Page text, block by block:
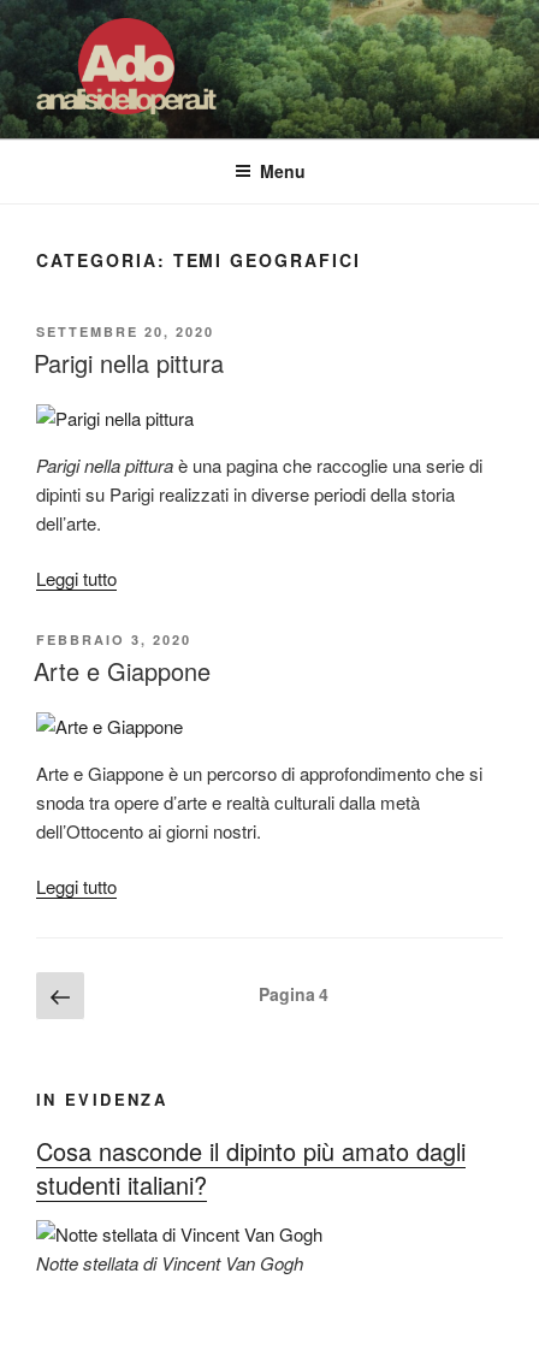
Salta
al
contenuto
ADO ANALISI DELL'OPERA
Osservare le opere d'arte per capirle e imparare ad amarle
Menu
CATEGORIA: TEMI GEOGRAFICI
PUBBLICATO
IL
SETTEMBRE 20, 2020
Parigi nella pittura
Parigi nella pitturaè una pagina che raccoglie una serie di
dipinti su Parigi realizzati in diverse periodi della storia
dell’arte.
Leggi tutto“Parigi
pittura”
PUBBLICATO
IL
FEBBRAIO 3, 2020
Arte e Giappone
Arte e Giappone è un percorso di approfondimento che si
snoda tra opere d’arte e realtà culturali dalla metà
dell’Ottocento ai giorni nostri.
Leggi tutto“Arte
Paginazione
degli
Pagina
precedente
Pagina4
IN EVIDENZA
Cosa nasconde il dipinto più amato dagli
studenti italiani?
Notte stellata di Vincent Van Gogh